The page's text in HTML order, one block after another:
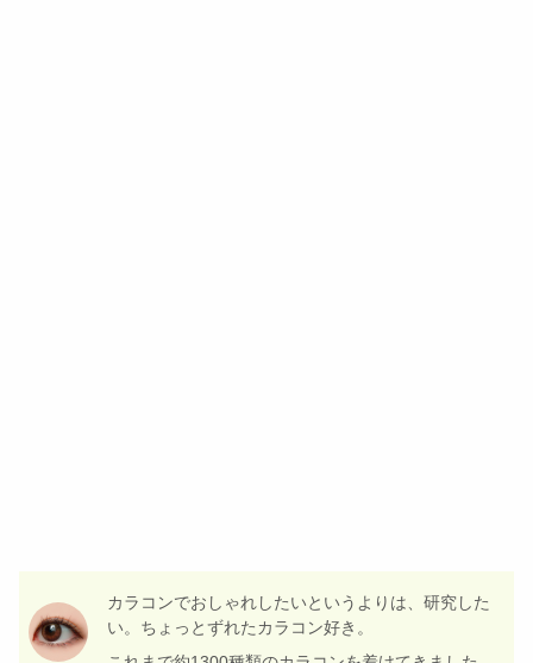
カラコンでおしゃれしたいというよりは、研究した
い。ちょっとずれたカラコン好き。